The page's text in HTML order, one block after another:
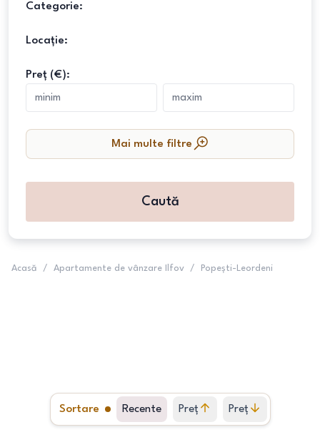
Categorie:
Locație:
Preț (€):
Mai multe filtre
Caută
Acasă / Apartamente de vânzare Ilfov / Popești-Leordeni
Sortare Recente Preț
crescător
Preț
descrescător